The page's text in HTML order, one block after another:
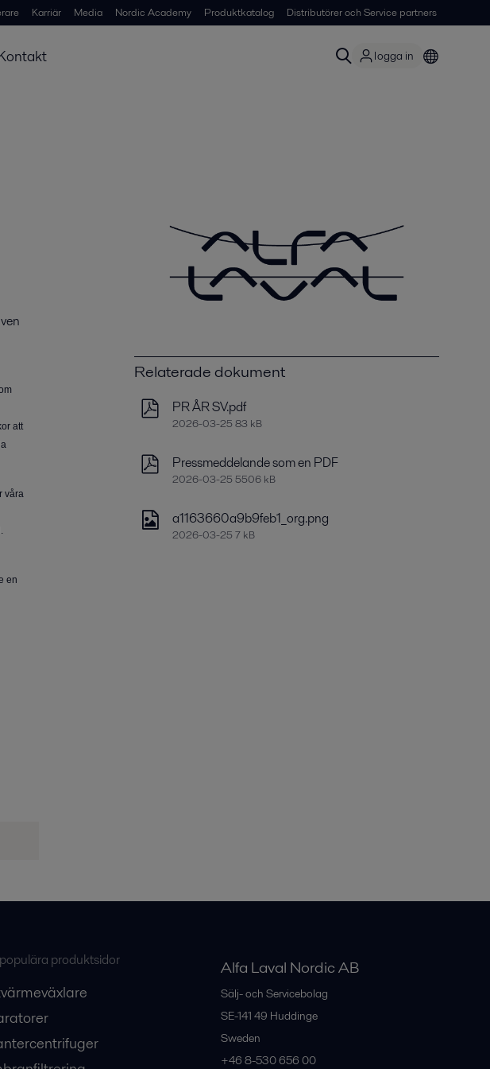
Karriär Media Nordic Academy Produktkatalog Distributörer och Service partners
logga in
att
våra
en
Relaterade dokument
PR ÅR SV.pdf
2026-03-25 83 kB
Pressmeddelande som en PDF
2026-03-25 5506 kB
a1163660a9b9feb1_org.png
2026-03-25 7 kB
produktsidor Alfa Laval Nordic AB
Sälj- och Servicebolag
SE-141 49 Huddinge
Sweden
+46 8-530 656 00